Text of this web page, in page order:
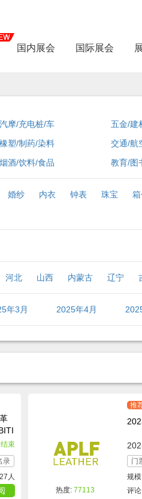
国内展会 国际展会
摩/充电桩/车 五金/建
塑/制药/染料 交通/航
酒/饮料/食品 教育/图
婚纱 内衣 钟表 珠宝
河北 山西 内蒙古 辽宁
年3月 2025年4月
束
录
人
热度: 77113
推
门
规
评论